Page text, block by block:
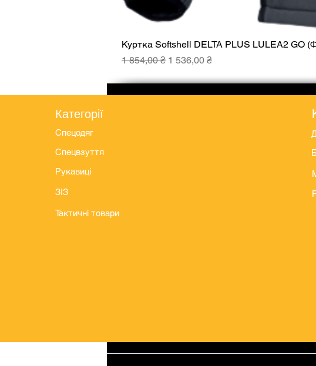
Куртка Softshell DELTA PLUS LULEA2 GO
Звичайна ціна
1 854,00 ₴ За розпродажем
1 536,00 ₴
Категорії
Спецодяг
Спецвзуття
Рукавиці
ЗІЗ
Тактичні товари